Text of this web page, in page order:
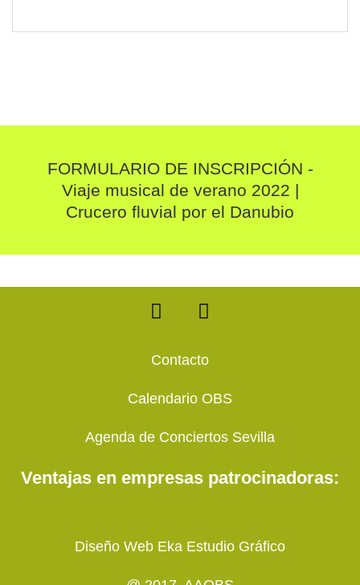
FORMULARIO DE INSCRIPCIÓN -
Viaje musical de verano 2022 |
Crucero fluvial por el Danubio
F
a
e
o
k
T
w
t
e
Contacto
Calendario OBS
Agenda de Conciertos Sevilla
Ventajas en empresas patrocinadoras:
Diseño Web Eka Estudio Gráfico